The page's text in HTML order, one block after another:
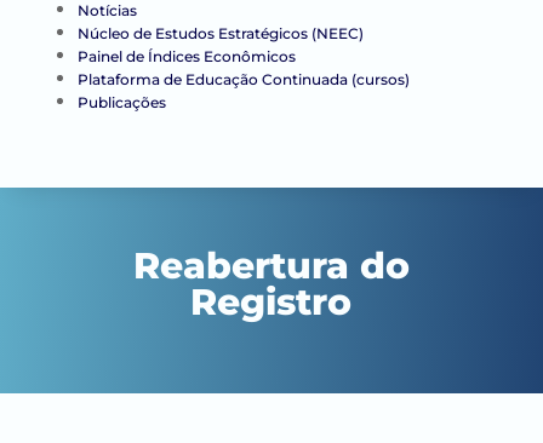
Notícias
Núcleo de Estudos Estratégicos (NEEC)
Painel de Índices Econômicos
Plataforma de Educação Continuada (cursos)
Publicações
Reabertura do
Registro